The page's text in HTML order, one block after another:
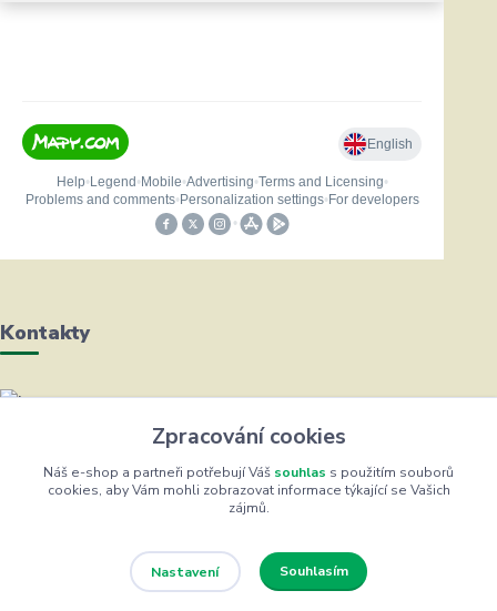
Kontakty
Helena Bayerová
+420 604 711 491
(Po-Čt, 8-16 hod.)
Zpracování cookies
Náš e-shop a partneři potřebují Váš souhlas s použitím souborů
cookies, aby Vám mohli zobrazovat informace týkající se Vašich
zájmů.
Nastavení Souhlasím